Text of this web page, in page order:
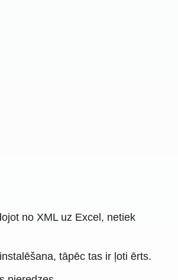
no XML uz Excel, netiek
tāpēc tas ir ļoti ērts.